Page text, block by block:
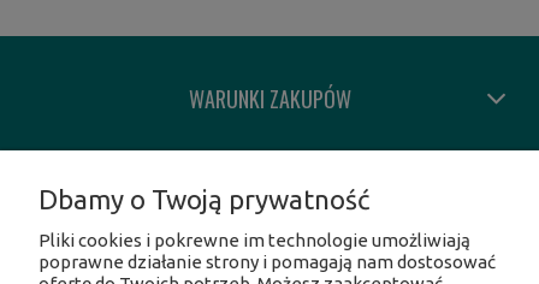
WARUNKI ZAKUPÓW
INFORMACJE O SKLEPIE
Dbamy o Twoją prywatność
Pliki cookies i pokrewne im technologie umożliwiają
poprawne działanie strony i pomagają nam dostosować